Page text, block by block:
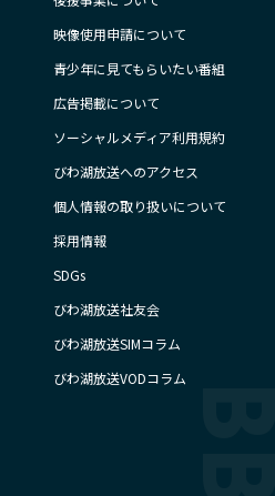
映像使用申請について
青少年に見てもらいたい番組
広告掲載について
ソーシャルメディア利用規約
びわ湖放送へのアクセス
個人情報の取り扱いについて
採用情報
SDGs
びわ湖放送社友会
びわ湖放送SIMコラム
びわ湖放送VODコラム